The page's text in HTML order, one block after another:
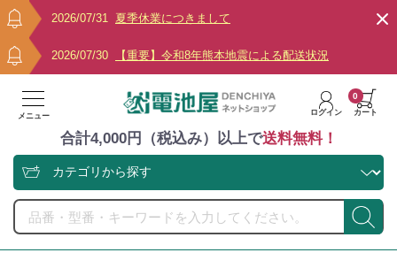
2026/07/31 夏季休業につきまして
2026/07/30 【重要】令和8年熊本地震による配送状況
メニュー ログイン カート
0
合計4,000円（税込み）以上で送料無料！